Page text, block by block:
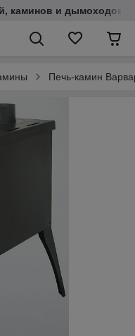
каминов и дымоходов
Печь-камин